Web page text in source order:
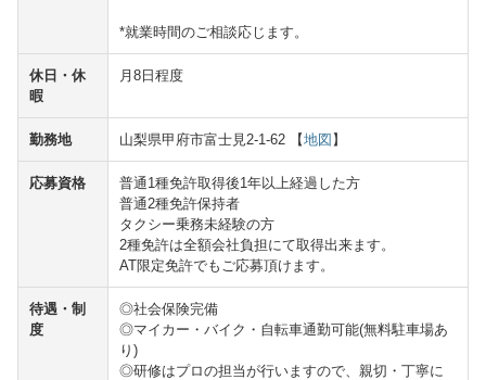
*就業時間のご相談応じます。
休日・休
暇
月8日程度
勤務地 山梨県甲府市富士見2-1-62 【地図】
応募資格
普通1種免許取得後1年以上経過した方
普通2種免許保持者
タクシー乗務未経験の方
2種免許は全額会社負担にて取得出来ます。
AT限定免許でもご応募頂けます。
待遇・制
度
◎社会保険完備
◎マイカー・バイク・自転車通勤可能(無料駐車場あ
り)
◎研修はプロの担当が行いますので、親切・丁寧に